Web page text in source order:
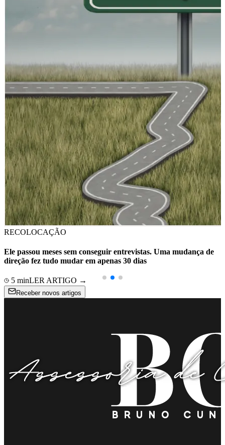
RECOLOCAÇÃO
Ele passou meses sem conseguir entrevistas. Uma mudança de
direção fez tudo mudar em apenas 30 dias
5 minLER ARTIGO →
Receber novos artigos